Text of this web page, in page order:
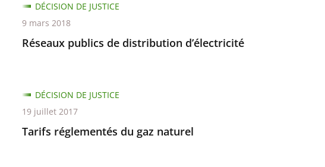
Réseaux publics de distribution d’électricité
DÉCISION DE JUSTICE
9 mars 2018
Tarifs réglementés du gaz naturel
DÉCISION DE JUSTICE
19 juillet 2017